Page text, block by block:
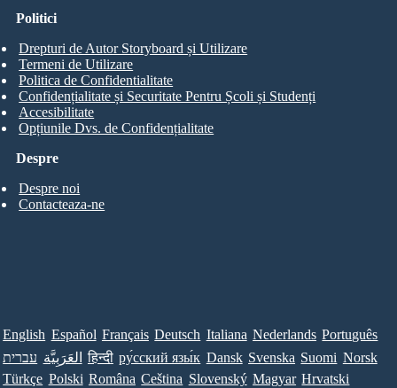
Despre
Despre noi
Contacteaza-ne
Politici
Drepturi de Autor Storyboard și Utilizare
Termeni de Utilizare
Politica de Confidentialitate
Confidențialitate și Securitate Pentru Școli și Studenți
Accesibilitate
Opțiunile Dvs. de Confidențialitate
English Español Français Deutsch Italiana Nederlands Português
עברית العَرَبِيَّة हिन्दी ру́сский язы́к Dansk Svenska Suomi Norsk
Türkçe Polski Româna Ceština Slovenský Magyar Hrvatski